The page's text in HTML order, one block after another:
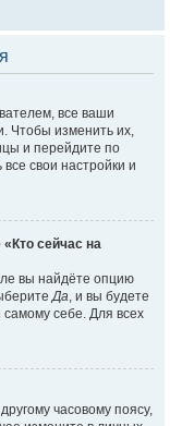
все ваши
Чтобы изменить их,
и перейдите по
свои настройки и
сейчас на
вы найдёте опцию
Да, и вы будете
себе. Для всех
часовому поясу,